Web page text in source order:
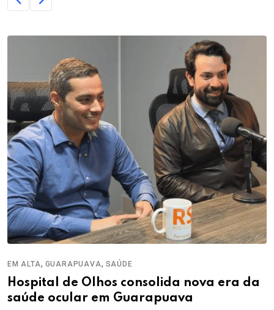
EM ALTA, GUARAPUAVA, SAÚDE
Hospital de Olhos consolida nova era da
saúde ocular em Guarapuava